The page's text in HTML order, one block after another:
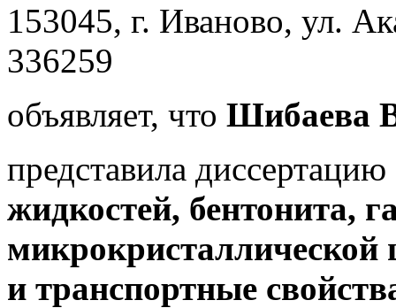
153045, г. Иваново, ул.
336259
объявляет, что Шибаева
представила диссертацию
жидкостей, бентонита,
и транспортные